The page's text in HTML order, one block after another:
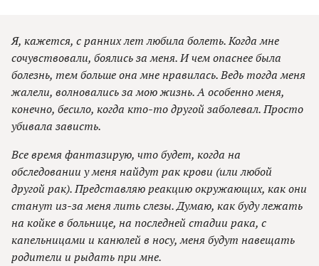
Я, кажется, с ранних лет любила болеть. Когда мне
сочувствовали, боялись за меня. И чем опаснее была
болезнь, тем больше она мне нравилась. Ведь тогда меня
жалели, волновались за мою жизнь. А особенно меня,
конечно, бесило, когда кто-то другой заболевал. Просто
убивала зависть.
Все время фантазирую, что будет, когда на
обследовании у меня найдут рак крови (или любой
другой рак). Представляю реакцию окружающих, как они
станут из-за меня лить слезы. Думаю, как буду лежать
на койке в больнице, на последней стадии рака, с
капельницами и канюлей в носу, меня будут навещать
родители и рыдать при мне.